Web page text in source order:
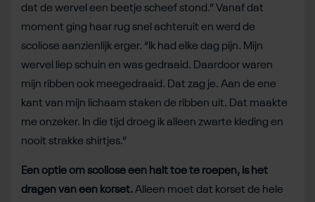
dat de wervel een beetje scheef stond.” Vanaf dat
moment ging haar rug snel achteruit en werd de
scoliose aanzienlijk erger. “Ik had elke dag pijn. Mijn
wervel liep schuin en was gedraaid. Daardoor waren
mijn ribben ook meegedraaid. Dat zag je. Aan de ene
kant van mijn lichaam staken de ribben uit. Dat maakte
me onzeker. In die tijd droeg ik alleen zwarte kleding en
nooit strakke shirtjes.”
Een optie om scoliose een halt toe te roepen, is het
dragen van een korset.Alleen moet dat korset de hele